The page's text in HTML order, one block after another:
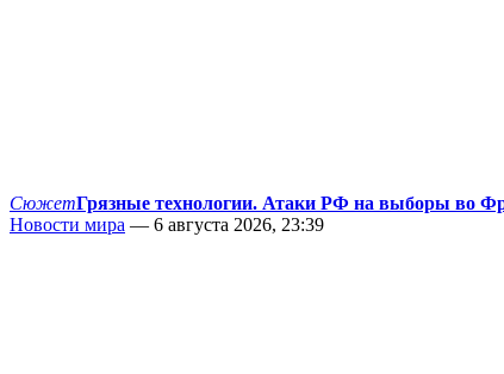
СюжетГрязные технологии. Атаки РФ на выборы во
Новости мира — 6 августа 2026, 23:39